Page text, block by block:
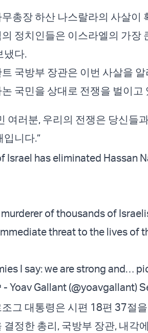
총장 하산 나스랄라의 사살이
정치인들은 이스라엘의 가장
냈다.
국방부 장관은 이번 사살을
국민을 상대로 전쟁을 벌이고
여러분, 우리의 전쟁은 당신들
입니다.”
Israel has eliminated Hassan
of thousands of
threat to the lives of
I say: we are strong and…
— יואב גלנט - Yoav Gallant (@yoavgallant)
그 대통령은 시편 18편 37절
결정한 총리, 국방부 장관, 내각